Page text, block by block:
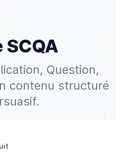
SCQA
Question,
contenu structuré